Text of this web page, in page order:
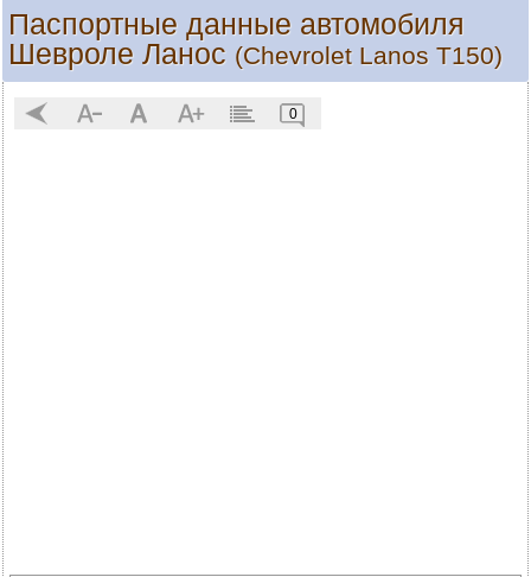
Паспортные данные автомобиля
Шевроле Ланос (Chevrolet Lanos T150)
0